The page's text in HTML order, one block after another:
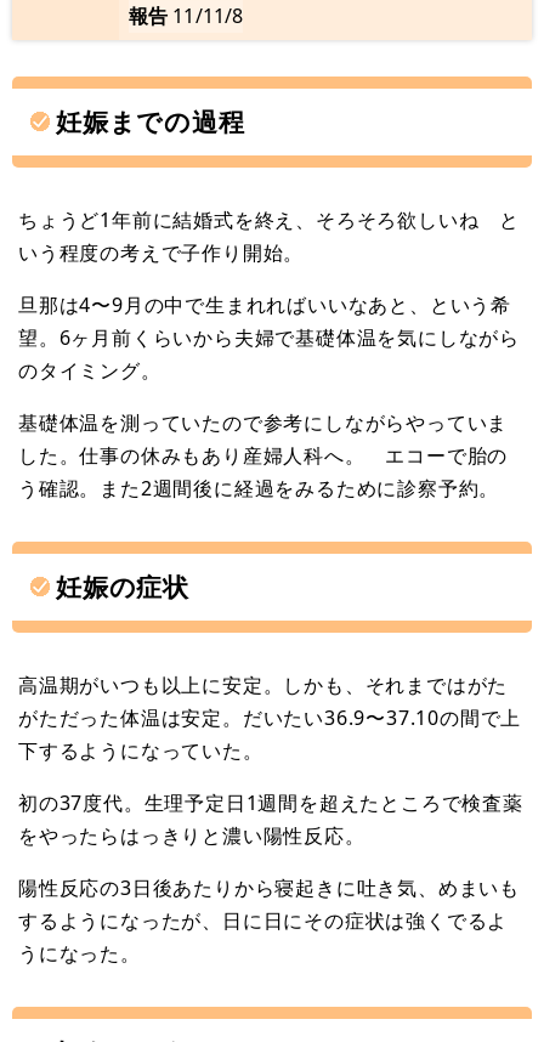
報告 11/11/8
妊娠までの過程
ちょうど1年前に結婚式を終え、そろそろ欲しいね と
いう程度の考えで子作り開始。
旦那は4〜9月の中で生まれればいいなあと、という希
望。6ヶ月前くらいから夫婦で基礎体温を気にしながら
のタイミング。
基礎体温を測っていたので参考にしながらやっていま
した。仕事の休みもあり産婦人科へ。 エコーで胎の
う確認。また2週間後に経過をみるために診察予約。
妊娠の症状
高温期がいつも以上に安定。しかも、それまではがた
がただった体温は安定。だいたい36.9〜37.10の間で上
下するようになっていた。
初の37度代。生理予定日1週間を超えたところで検査薬
をやったらはっきりと濃い陽性反応。
陽性反応の3日後あたりから寝起きに吐き気、めまいも
するようになったが、日に日にその症状は強くでるよ
うになった。